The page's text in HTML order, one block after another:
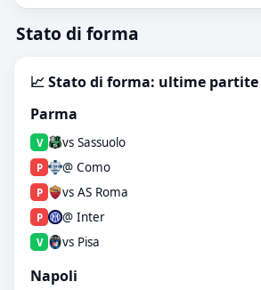
Stato di forma
📈 Stato di forma: ultime partite
Parma
V vs Sassuolo
P @ Como
P vs AS Roma
P @ Inter
V vs Pisa
Napoli